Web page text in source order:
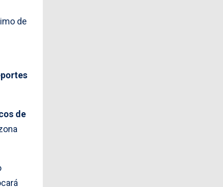
de
de